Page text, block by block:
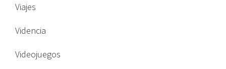
Viajes
Videncia
Videojuegos